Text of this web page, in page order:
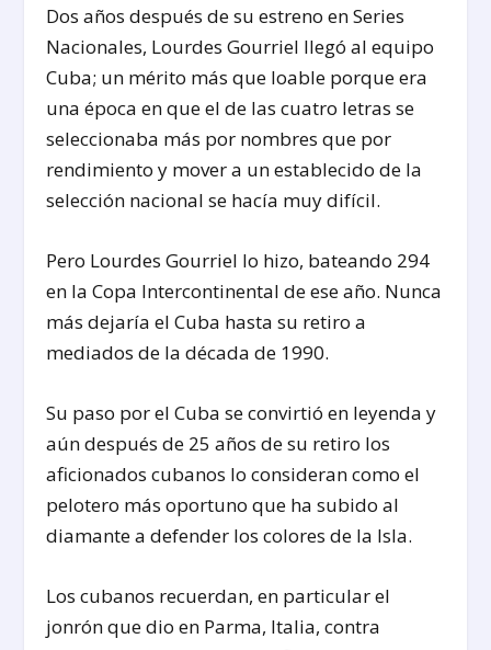
Dos años después de su estreno en Series
Nacionales, Lourdes Gourriel llegó al equipo
Cuba; un mérito más que loable porque era
una época en que el de las cuatro letras se
seleccionaba más por nombres que por
rendimiento y mover a un establecido de la
selección nacional se hacía muy difícil.
Pero Lourdes Gourriel lo hizo, bateando 294
en la Copa Intercontinental de ese año. Nunca
más dejaría el Cuba hasta su retiro a
mediados de la década de 1990.
Su paso por el Cuba se convirtió en leyenda y
aún después de 25 años de su retiro los
aficionados cubanos lo consideran como el
pelotero más oportuno que ha subido al
diamante a defender los colores de la Isla.
Los cubanos recuerdan, en particular el
jonrón que dio en Parma, Italia, contra